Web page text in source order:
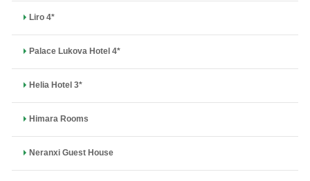
Liro 4*
Palace Lukova Hotel 4*
Helia Hotel 3*
Himara Rooms
Neranxi Guest House